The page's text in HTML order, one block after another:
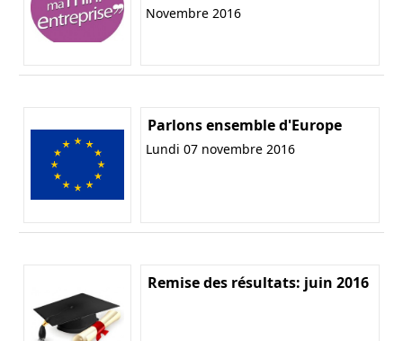
Novembre 2016
Parlons ensemble d'Europe
Lundi 07 novembre 2016
Remise des résultats: juin 2016